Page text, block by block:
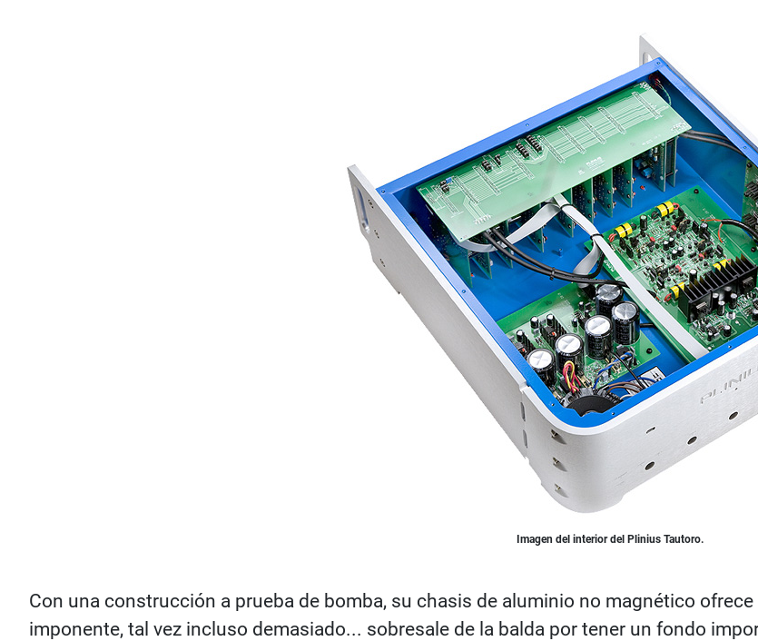
Imagen del interior del Plinius Tautoro.
Con una construcción a prueba de bomba, su chasis de aluminio no magnético
imponente, tal vez incluso demasiado... sobresale de la balda por tener un fondo